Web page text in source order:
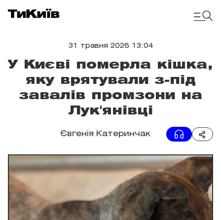
31 травня 2026 13:04
У Києві померла кішка,
яку врятували з-під
завалів промзони на
Лук'янівці
Євгенія Катеринчак